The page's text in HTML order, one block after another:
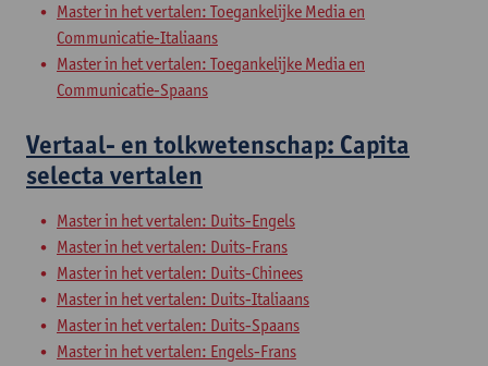
Master in het vertalen: Toegankelijke Media en
Communicatie-Italiaans
Master in het vertalen: Toegankelijke Media en
Communicatie-Spaans
Vertaal- en tolkwetenschap: Capita
selecta vertalen
Master in het vertalen: Duits-Engels
Master in het vertalen: Duits-Frans
Master in het vertalen: Duits-Chinees
Master in het vertalen: Duits-Italiaans
Master in het vertalen: Duits-Spaans
Master in het vertalen: Engels-Frans